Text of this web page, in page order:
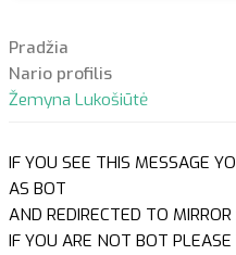
Pradžia
Nario profilis
Žemyna Lukošiūtė
IF YOU SEE THIS MESSAGE
AS BOT
AND REDIRECTED TO MIRROR
IF YOU ARE NOT BOT PLEASE